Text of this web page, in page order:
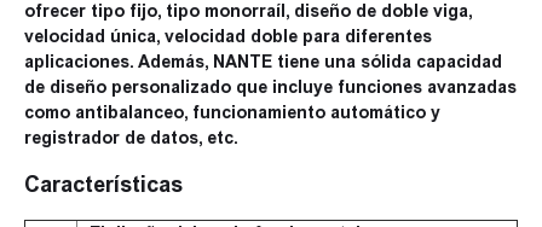
ofrecer tipo fijo, tipo monorraíl, diseño de doble viga,
velocidad única, velocidad doble para diferentes
aplicaciones. Además, NANTE tiene una sólida capacidad
de diseño personalizado que incluye funciones avanzadas
como antibalanceo, funcionamiento automático y
registrador de datos, etc.
Características